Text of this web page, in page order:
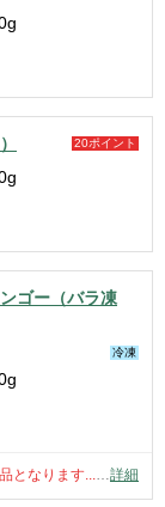
20ポイント
ゴー（バラ凍
冷凍
となります...…詳細